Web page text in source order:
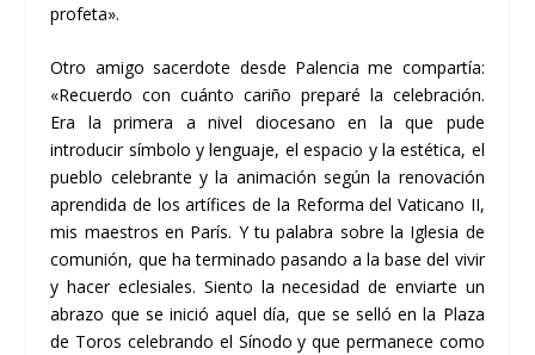
profeta».
Otro amigo sacerdote desde Palencia me compartía:
«Recuerdo con cuánto cariño preparé la celebración.
Era la primera a nivel diocesano en la que pude
introducir símbolo y lenguaje, el espacio y la estética, el
pueblo celebrante y la animación según la renovación
aprendida de los artífices de la Reforma del Vaticano II,
mis maestros en París. Y tu palabra sobre la Iglesia de
comunión, que ha terminado pasando a la base del vivir
y hacer eclesiales. Siento la necesidad de enviarte un
abrazo que se inició aquel día, que se selló en la Plaza
de Toros celebrando el Sínodo y que permanece como